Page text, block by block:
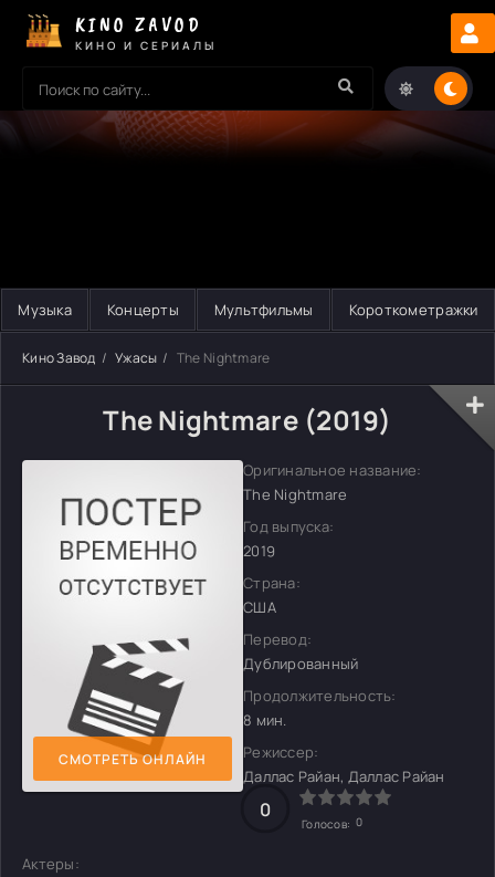
KINO ZAVOD
КИНО И СЕРИАЛЫ
Музыка Концерты Мультфильмы Короткометражки
Кино Завод Ужасы The Nightmare
The Nightmare (2019)
СМОТРЕТЬ ОНЛАЙН
Оригинальное название:
The Nightmare
Год выпуска:
2019
Страна:
США
Перевод:
Дублированный
Продолжительность:
8 мин.
Режиссер:
Даллас Райан, Даллас Райан
0
Голосов: 0
Актеры: